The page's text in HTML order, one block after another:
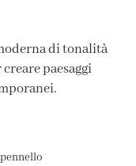
di tonalità
paesaggi